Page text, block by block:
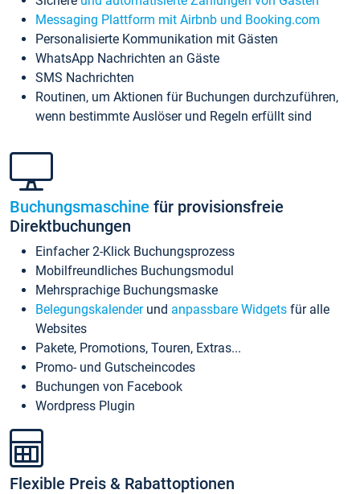
Messaging Plattform mit Airbnb und Booking.com
Personalisierte Kommunikation mit Gästen
WhatsApp Nachrichten an Gäste
SMS Nachrichten
Routinen, um Aktionen für Buchungen durchzuführen,
wenn bestimmte Auslöser und Regeln erfüllt sind
Buchungsmaschine für provisionsfreie
Direktbuchungen
Einfacher 2-Klick Buchungsprozess
Mobilfreundliches Buchungsmodul
Mehrsprachige Buchungsmaske
Belegungskalenderund anpassbare Widgets für alle
Websites
Pakete, Promotions, Touren, Extras...
Promo- und Gutscheincodes
Buchungen von Facebook
Wordpress Plugin
Flexible Preis & Rabattoptionen